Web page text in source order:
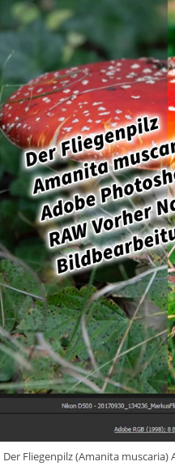
Sein
Der Fliegenpilz (Amanita muscaria)